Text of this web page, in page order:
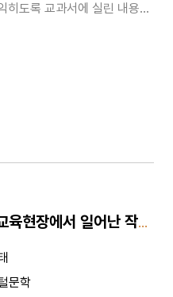
히도록 교과서에 실린 내용을
학교 교육현장에서 일어난 작은 논란
문학